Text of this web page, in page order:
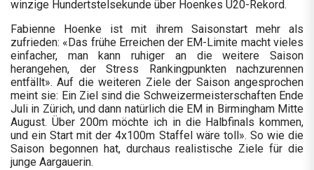
winzige Hundertstelsekunde über Hoenkes U20-Rekord.
Fabienne Hoenke ist mit ihrem Saisonstart mehr als
zufrieden: «Das frühe Erreichen der EM-Limite macht vieles
einfacher, man kann ruhiger an die weitere Saison
herangehen, der Stress Rankingpunkten nachzurennen
entfällt». Auf die weiteren Ziele der Saison angesprochen
meint sie: Ein Ziel sind die Schweizermeisterschaften Ende
Juli in Zürich, und dann natürlich die EM in Birmingham Mitte
August. Über 200m möchte ich in die Halbfinals kommen,
und ein Start mit der 4x100m Staffel wäre toll». So wie die
Saison begonnen hat, durchaus realistische Ziele für die
junge Aargauerin.